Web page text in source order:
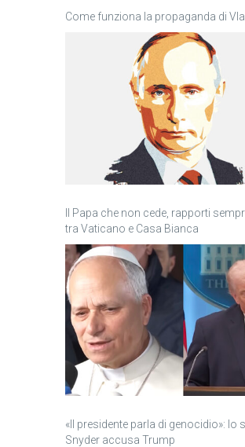
Come funziona la propaganda di
Il Papa che non cede, rapporti
tra Vaticano e Casa Bianca
«Il presidente parla di genocidio»: lo
Snyder accusa Trump